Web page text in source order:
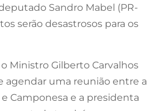
Sandro Mabel (PR-
serão desastrosos para os
Ministro Gilberto Carvalhos
agendar uma reunião entre a
Camponesa e a presidenta